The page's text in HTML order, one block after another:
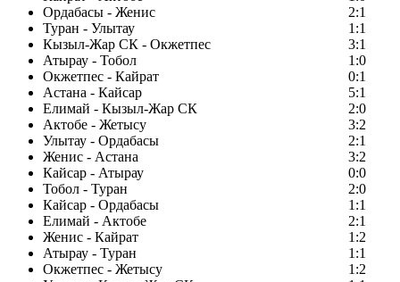
Ордабасы - Женис
2:1
Туран - Улытау
1:1
Кызыл-Жар СК - Окжетпес
3:1
Атырау - Тобол
1:0
Окжетпес - Кайрат
0:1
Астана - Кайсар
5:1
Елимай - Кызыл-Жар СК
2:0
Актобе - Жетысу
3:2
Улытау - Ордабасы
2:1
Женис - Астана
3:2
Кайсар - Атырау
0:0
Тобол - Туран
2:0
Кайсар - Ордабасы
1:1
Елимай - Актобе
2:1
Женис - Кайрат
1:2
Атырау - Туран
1:1
Окжетпес - Жетысу
1:2